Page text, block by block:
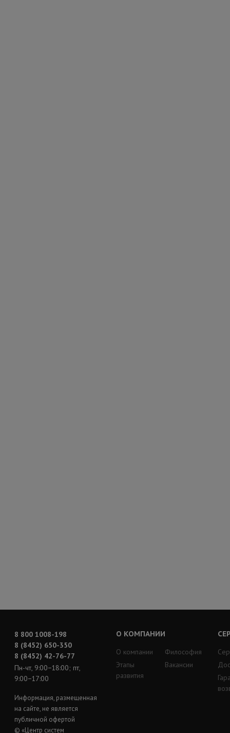
8 800 1008-198
8 (8452) 650-350
8 (8452) 42-76-77
Пн-чт, 9:00−18:00; пт,
9:00−17:00
Информация, размещенная
на сайте, не является
публичной офертой
© «Центр систем
О КОМПАНИИ
О компании
Этапы
развития
Философия
Вакансии